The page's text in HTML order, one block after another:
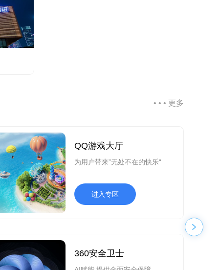
• • • 更多
QQ游戏大厅
为用户带来”无处不在的快乐“
进入专区
360安全卫士